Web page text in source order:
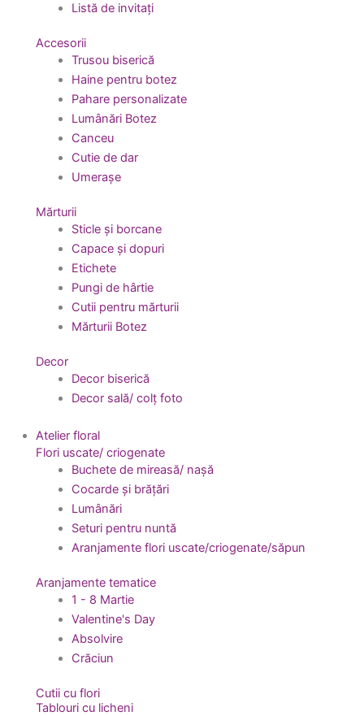
Listă de invitați
Accesorii
Trusou biserică
Haine pentru botez
Pahare personalizate
Lumânări Botez
Canceu
Cutie de dar
Umerașe
Mărturii
Sticle și borcane
Capace și dopuri
Etichete
Pungi de hârtie
Cutii pentru mărturii
Mărturii Botez
Decor
Decor biserică
Decor sală/ colț foto
Atelier floral
Flori uscate/ criogenate
Buchete de mireasă/ nașă
Cocarde și brățări
Lumânări
Seturi pentru nuntă
Aranjamente flori uscate/criogenate/săpun
Aranjamente tematice
1 - 8 Martie
Valentine's Day
Absolvire
Crăciun
Cutii cu flori
Tablouri cu licheni